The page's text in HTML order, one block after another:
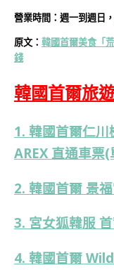
營業時間：週一到週日
原文： 韓國首爾美食「
錢
韓國首爾旅
1. 韓國首爾仁
AREX 直通車票(
2. 韓國首爾 景
3. 宮女狐韓服
4. 韓國首爾